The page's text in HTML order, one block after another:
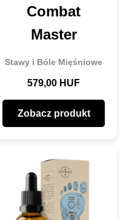
Combat
Master
Stawy i Bóle Mięśniowe
579,00 HUF
Zobacz produkt